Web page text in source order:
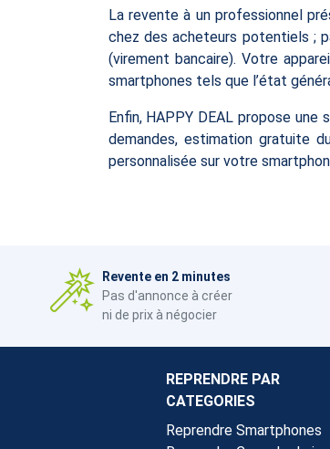
La revente à un professionnel
chez des acheteurs potentiels ;
(virement bancaire). Votre
smartphones tels que l’état
Enfin, HAPPY DEAL propose
demandes, estimation gratuite
personnalisée sur votre
Revente en 2 minutes
Pas d'annonce à créer
ni de prix à négocier
REPRENDRE PAR
CATEGORIES
Reprendre Smartphones